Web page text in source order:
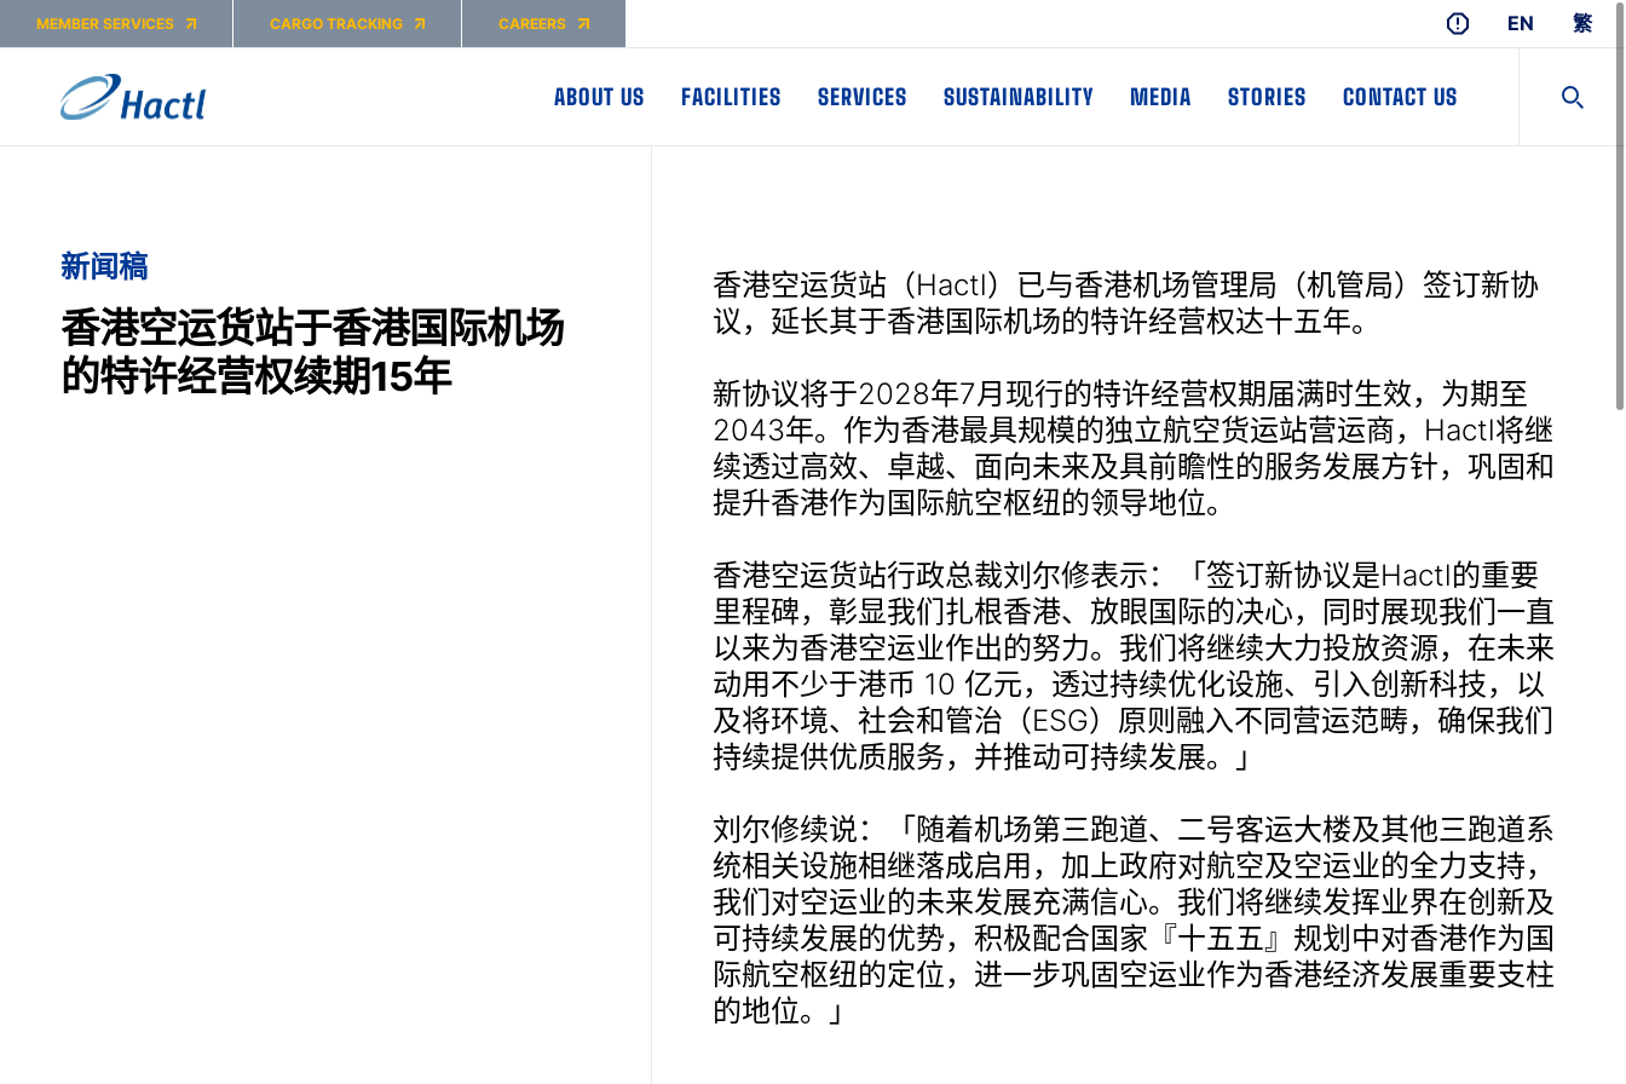
MEMBER SERVICES CARGO TRACKING CAREERS EN 繁
ABOUT US FACILITIES SERVICES SUSTAINABILITY MEDIA STORIES CONTACT US
新闻稿
香港空运货站于香港国际机场
的特许经营权续期15年
香港空运货站（Hactl）已与香港机场管理局（机管局）签订新协
议，延长其于香港国际机场的特许经营权达十五年。
新协议将于2028年7月现行的特许经营权期届满时生效，为期至
2043年。作为香港最具规模的独立航空货运站营运商，Hactl将继
续透过高效、卓越、面向未来及具前瞻性的服务发展方针，巩固和
提升香港作为国际航空枢纽的领导地位。
香港空运货站行政总裁刘尔修表示：「签订新协议是Hactl的重要
里程碑，彰显我们扎根香港、放眼国际的决心，同时展现我们一直
以来为香港空运业作出的努力。我们将继续大力投放资源，在未来
动用不少于港币 10 亿元，透过持续优化设施、引入创新科技，以
及将环境、社会和管治（ESG）原则融入不同营运范畴，确保我们
持续提供优质服务，并推动可持续发展。」
刘尔修续说：「随着机场第三跑道、二号客运大楼及其他三跑道系
统相关设施相继落成启用，加上政府对航空及空运业的全力支持，
我们对空运业的未来发展充满信心。我们将继续发挥业界在创新及
可持续发展的优势，积极配合国家『十五五』规划中对香港作为国
际航空枢纽的定位，进一步巩固空运业作为香港经济发展重要支柱
的地位。」